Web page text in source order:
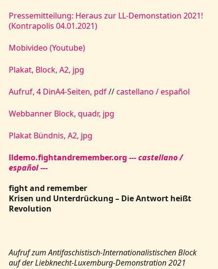
Pressemitteilung: Heraus zur LL-Demonstation 2021!
(Kontrapolis 04.01.2021)
Mobivideo (Youtube)
Plakat, Block, A2, jpg
Aufruf, 4 DinA4-Seiten, pdf//castellano / español
Webbanner Block, quadr, jpg
Plakat Bündnis, A2, jpg
lldemo.fightandremember.org --- castellano /
español ---
fight and remember
Krisen und Unterdrückung – Die Antwort heißt
Revolution
Aufruf zum Antifaschistisch-Internationalistischen Block
auf der Liebknecht-Luxemburg-Demonstration 2021